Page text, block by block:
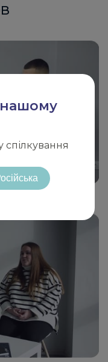
нашому
спілкування